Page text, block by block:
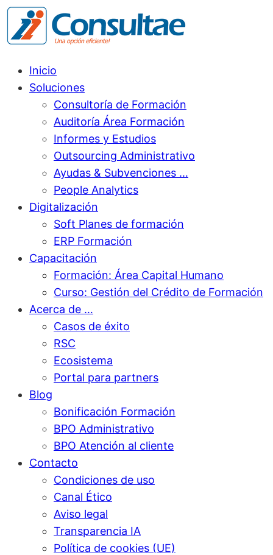
Inicio
Soluciones
Consultoría de Formación
Auditoría Área Formación
Informes y Estudios
Outsourcing Administrativo
Ayudas & Subvenciones …
People Analytics
Digitalización
Soft Planes de formación
ERP Formación
Capacitación
Formación: Área Capital Humano
Curso: Gestión del Crédito de Formación
Acerca de …
Casos de éxito
RSC
Ecosistema
Portal para partners
Blog
Bonificación Formación
BPO Administrativo
BPO Atención al cliente
Contacto
Condiciones de uso
Canal Ético
Aviso legal
Transparencia IA
Política de cookies (UE)